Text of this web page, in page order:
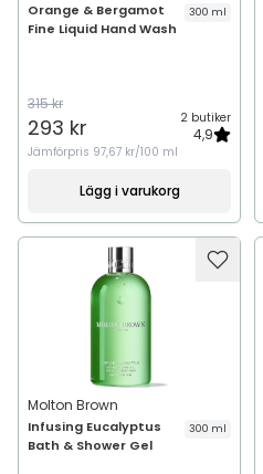
Orange & Bergamot
Fine Liquid Hand Wash
300 ml
315 kr
293 kr 2 butiker
4,9
Jämförpris 97,67 kr/100 ml
Lägg i varukorg
Molton Brown
Infusing Eucalyptus
Bath & Shower Gel
300 ml